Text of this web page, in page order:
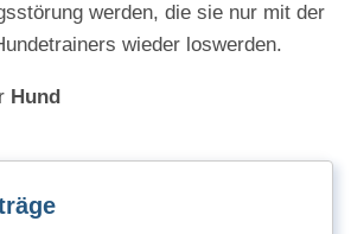
werden, die sie nur mit der
wieder loswerden.
Hund